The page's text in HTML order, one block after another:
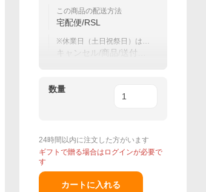
この商品の配送方法
宅配便/RSL
※休業日（土日祝祭日）は以
下のご依頼に関しては対応
キャンセル/商品/送付先
数量
24時間以内に注文した方がいます
ギフトで贈る場合はログインが必要で
す
カートに入れる